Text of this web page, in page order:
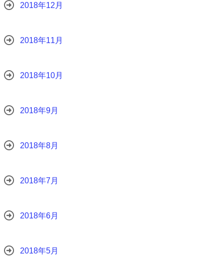
2018年12月
2018年11月
2018年10月
2018年9月
2018年8月
2018年7月
2018年6月
2018年5月